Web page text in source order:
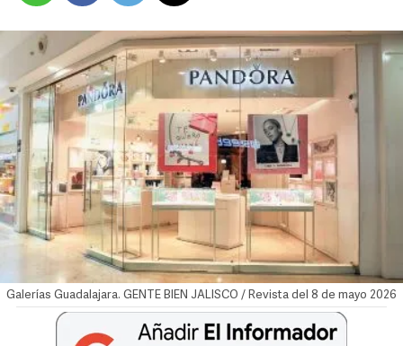
Galerías Guadalajara. GENTE BIEN JALISCO / Revista del 8 de mayo 2026